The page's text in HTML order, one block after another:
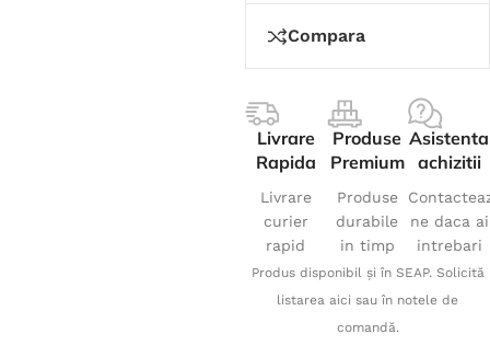
Compara
Livrare
Rapida
Livrare
curier
rapid
Produse
Premium
Produse
durabile
in timp
Asistenta
achizitii
ne daca ai
intrebari
Produs disponibil și în SEAP. Solicită
listarea aici sau în notele de
comandă.